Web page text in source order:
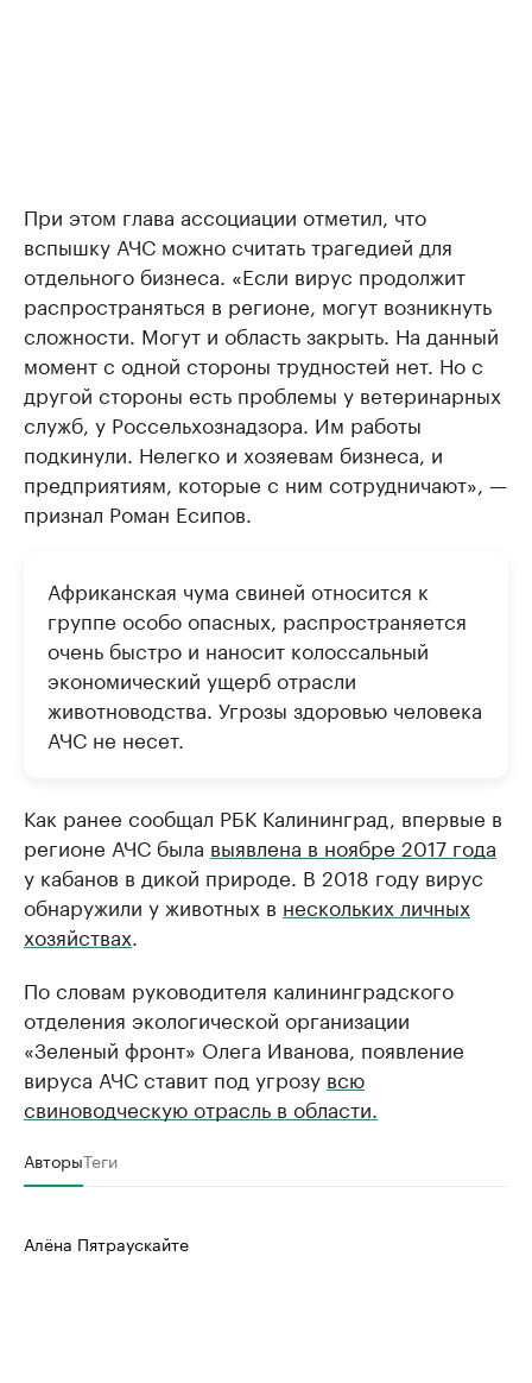
При этом глава ассоциации отметил, что
вспышку АЧС можно считать трагедией для
отдельного бизнеса. «Если вирус продолжит
распространяться в регионе, могут возникнуть
сложности. Могут и область закрыть. На данный
момент с одной стороны трудностей нет. Но с
другой стороны есть проблемы у ветеринарных
служб, у Россельхознадзора. Им работы
подкинули. Нелегко и хозяевам бизнеса, и
предприятиям, которые с ним сотрудничают», —
признал Роман Есипов.
Африканская чума свиней относится к
группе особо опасных, распространяется
очень быстро и наносит колоссальный
экономический ущерб отрасли
животноводства. Угрозы здоровью человека
АЧС не несет.
Как ранее сообщал РБК Калининград, впервые в
регионе АЧС была выявлена в ноябре 2017 года
у кабанов в дикой природе. В 2018 году вирус
обнаружили у животных в нескольких личных
хозяйствах
По словам руководителя калининградского
отделения экологической организации
«Зеленый фронт» Олега Иванова, появление
вируса АЧС ставит под угрозу всю
свиноводческую отрасль в области.
АвторыТеги
Алёна Пятраускайте